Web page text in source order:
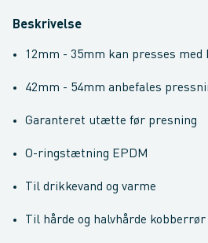
Beskrivelse
12mm - 35mm kan presses med
42mm - 54mm anbefales
Garanteret utætte før presning
O-ringstætning EPDM
Til drikkevand og varme
Til hårde og halvhårde kobberrør